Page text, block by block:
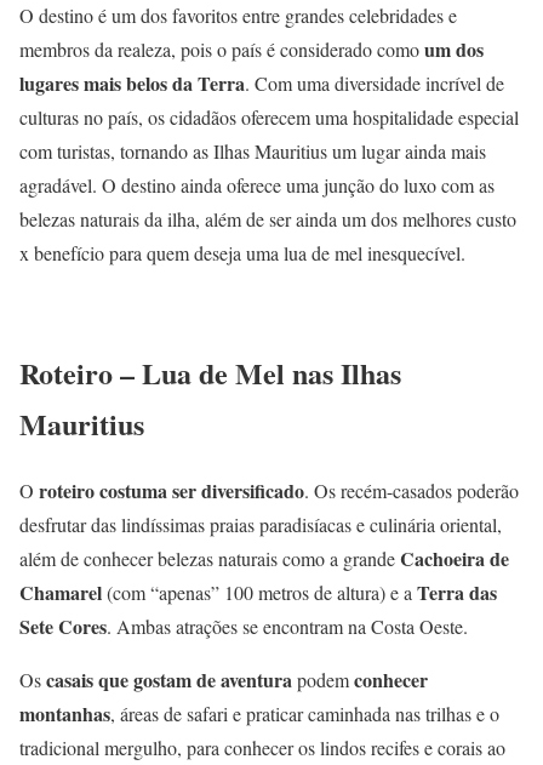
O destino é um dos favoritos entre grandes celebridades e
membros da realeza, pois o país é considerado comoum dos
lugares mais belos da Terra. Com uma diversidade incrível de
culturas no país, os cidadãos oferecem uma hospitalidade especial
com turistas, tornando as Ilhas Mauritius um lugar ainda mais
agradável. O destino ainda oferece uma junção do luxo com as
belezas naturais da ilha, além de ser ainda um dos melhores custo
x benefício para quem deseja uma lua de mel inesquecível.
Roteiro – Lua de Mel nas Ilhas
Mauritius
O roteiro costuma ser diversificado. Os recém-casados poderão
desfrutar das lindíssimas praias paradisíacas e culinária oriental,
além de conhecer belezas naturais como a grandeCachoeira de
Chamarel(com “apenas” 100 metros de altura) e a Terra das
Sete Cores. Ambas atrações se encontram na Costa Oeste.
Oscasais que gostam de aventurapodemconhecer
montanhas, áreas de safari e praticar caminhada nas trilhas e o
tradicional mergulho, para conhecer os lindos recifes e corais ao